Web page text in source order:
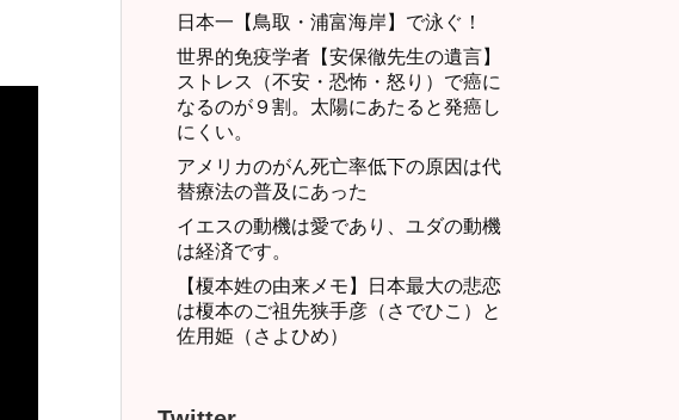
日本一【鳥取・浦富海岸】で泳ぐ！
世界的免疫学者【安保徹先生の遺言】
ストレス（不安・恐怖・怒り）で癌に
なるのが９割。太陽にあたると発癌し
にくい。
アメリカのがん死亡率低下の原因は代
替療法の普及にあった
イエスの動機は愛であり、ユダの動機
は経済です。
【榎本姓の由来メモ】日本最大の悲恋
は榎本のご祖先狭手彦（さでひこ）と
佐用姫（さよひめ）